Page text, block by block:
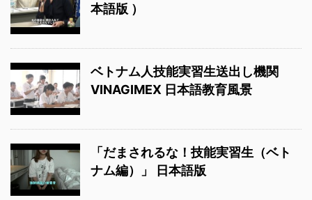
本語版 ）
ベトナム人技能実習生送出し機関
VINAGIMEX 日本語教育風景
「だまされるな！技能実習生（ベト
ナム編）」 日本語版